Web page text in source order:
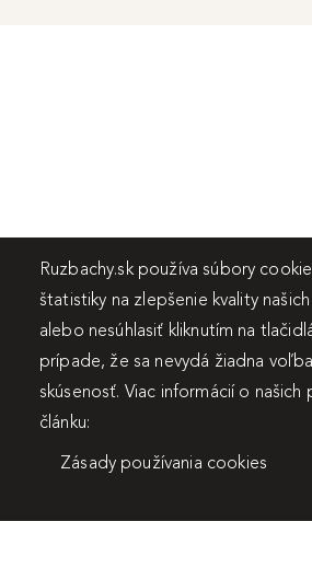
Ruzbachy.sk používa súbory
štatistiky na zlepšenie kvality
alebo nesúhlasiť kliknutím na
prípade, že sa nevydá žiadna
skúsenosť. Viac informácií o
článku:
Zásady používania cookies